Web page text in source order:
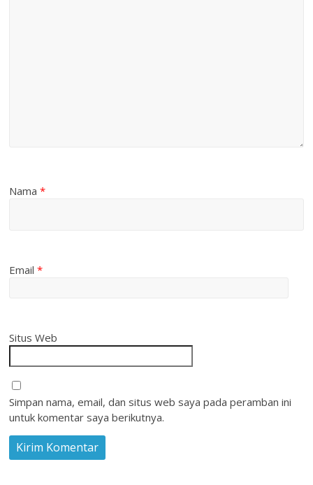
Nama*
Email*
Situs Web
Simpan nama, email, dan situs web saya pada peramban ini
untuk komentar saya berikutnya.